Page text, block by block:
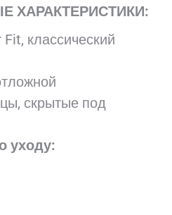
ХАРАКТЕРИСТИКИ:
Fit, классический
скрытые под
уходу: